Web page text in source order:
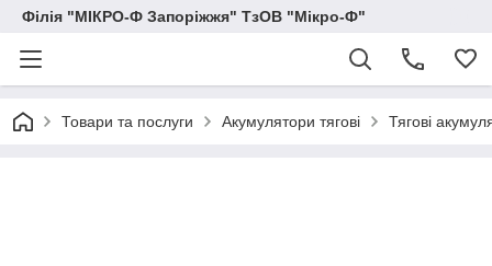
Філія "МІКРО-Ф Запоріжжя" ТзОВ "Мікро-Ф"
Товари та послуги Акумулятори тягові Тягові